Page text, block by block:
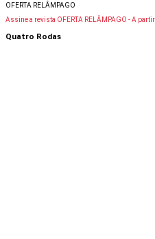
OFERTA RELÂMPAGO
Assine a revista OFERTA RELÂMPAGO -A
Quatro Rodas